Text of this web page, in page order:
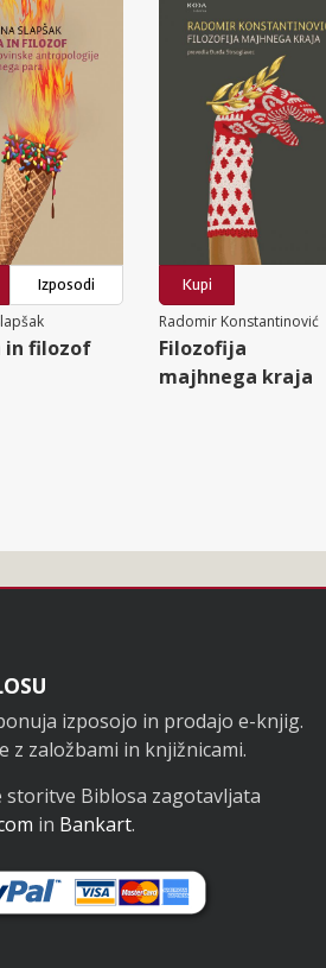
Izposodi
in filozof
Kupi
Radomir Konstantinović
Filozofija
majhnega kraja
izposojo in prodajo e-knjig.
z založbami in knjižnicami.
storitve Biblosa zagotavljata
in Bankart.